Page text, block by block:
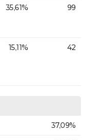
35,61% 99
15,11% 42
37,09%